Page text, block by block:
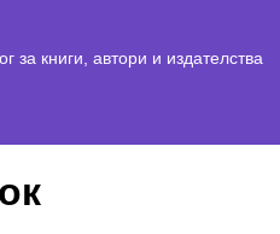
за книги, автори и издателства